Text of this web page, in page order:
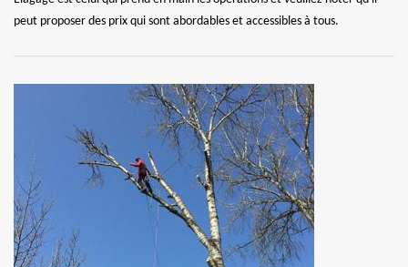
peut proposer des prix qui sont abordables et accessibles à tous.